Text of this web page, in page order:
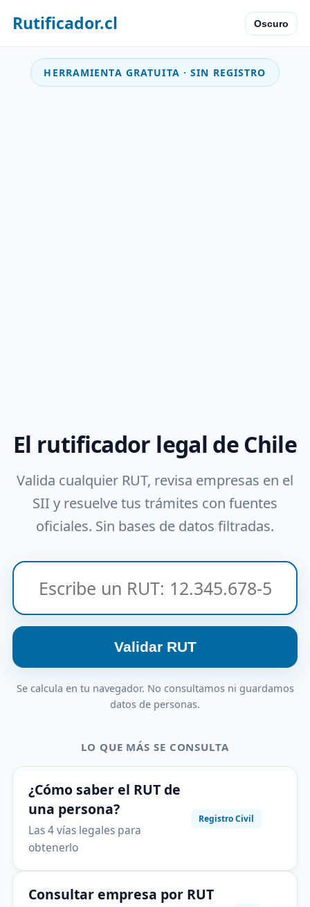
Rutificador.cl Oscuro
HERRAMIENTA GRATUITA · SIN REGISTRO
El rutificador legal de Chile
Valida cualquier RUT, revisa empresas en el
SII y resuelve tus trámites con fuentes
oficiales. Sin bases de datos filtradas.
Validar RUT
Se calcula en tu navegador. No consultamos ni guardamos
datos de personas.
LO QUE MÁS SE CONSULTA
¿Cómo saber el RUT de
una persona?
Las 4 vías legales para
obtenerlo
Registro Civil
Consultar empresa por RUT